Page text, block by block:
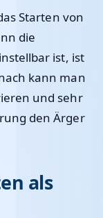
Starten von
die
ist, ist
kann man
und sehr
den Ärger
als